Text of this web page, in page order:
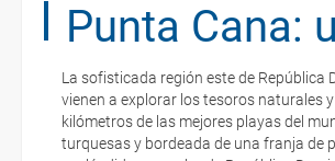
Punta Cana:
La sofisticada región este de
vienen a explorar los tesoros naturales
kilómetros de las mejores playas del
turquesas y bordeada de una franja de
Cayo Arena
Cayo Levantado
La perfecta mezcla de sabores
¿Cómo llegar desde España?
La documentación de tu reserva te será
esté realizado completamente.